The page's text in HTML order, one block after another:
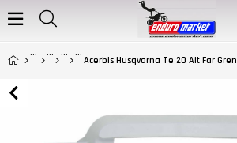
Acerbis Husqvarna Te 20 Alt Far